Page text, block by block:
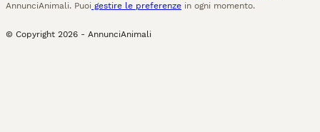
AnnunciAnimali. Puoi gestire le preferenze in ogni momento.
© Copyright 2026 - AnnunciAnimali